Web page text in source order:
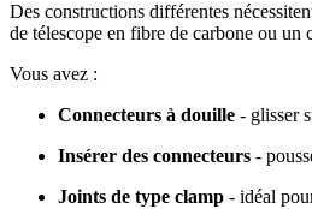
Des constructions différentes
de télescope en fibre de carbone ou
Vous avez :
Connecteurs à douille - glisser
Insérer des connecteurs -
Joints de type clamp - idéal